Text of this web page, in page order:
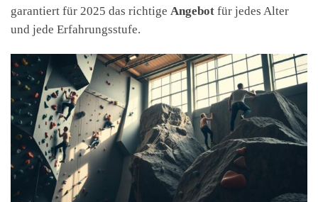
garantiert für 2025 das richtige Angebot für jedes Alter
und jede Erfahrungsstufe.